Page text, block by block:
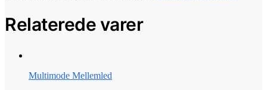
Relaterede varer
Multimode Mellemled